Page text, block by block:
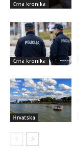
Crna kronika
Crna kronika
Hrvatska